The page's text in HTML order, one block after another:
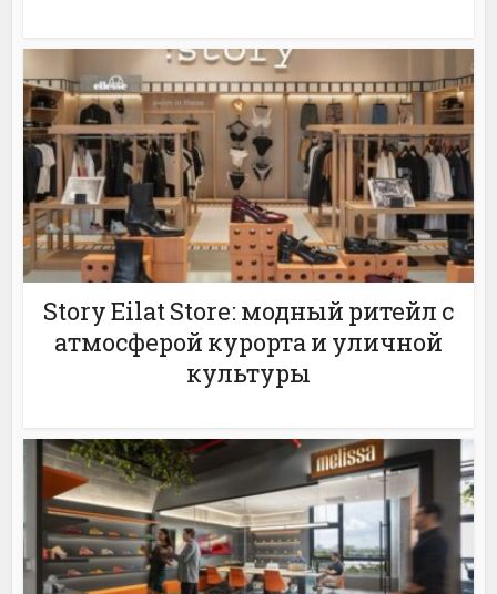
Story Eilat Store: модный ритейл с
атмосферой курорта и уличной
культуры